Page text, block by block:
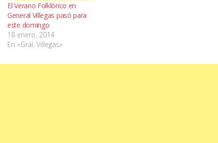
El Verano Folklórico en
General Villegas pasó para
este domingo
18 enero, 2014
En «Gral. Villegas»